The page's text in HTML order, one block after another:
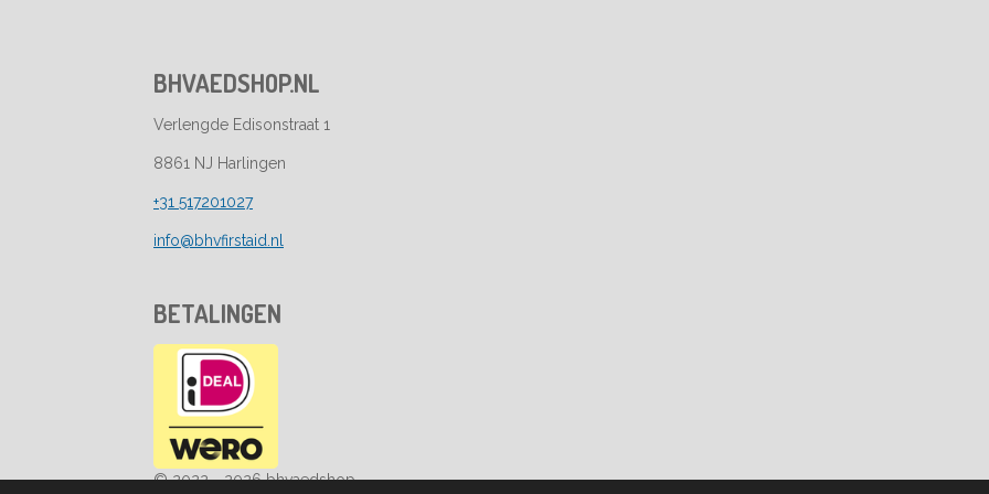
BHVAEDSHOP.NL
Verlengde Edisonstraat 1
8861 NJ Harlingen
+31 517201027
info@bhvfirstaid.nl
BETALINGEN
© 2022 - 2026 bhvaedshop